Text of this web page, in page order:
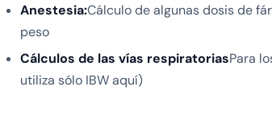
Anestesia:Cálculo de algunas dosis de
peso
Cálculos de las vías respiratoriasPara
utiliza sólo IBW aquí)